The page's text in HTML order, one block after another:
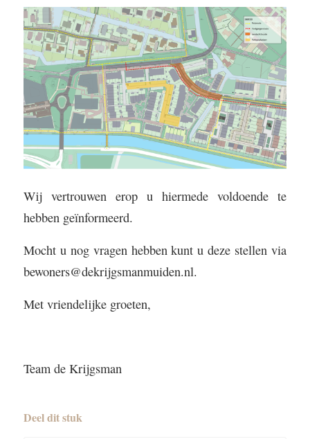
Wij vertrouwen erop u hiermede voldoende te
hebben geïnformeerd.
Mocht u nog vragen hebben kunt u deze stellen via
bewoners@dekrijgsmanmuiden.nl.
Met vriendelijke groeten,
Team de Krijgsman
Deel dit stuk